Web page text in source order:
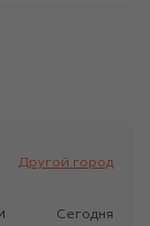
Другой город
Сегодня